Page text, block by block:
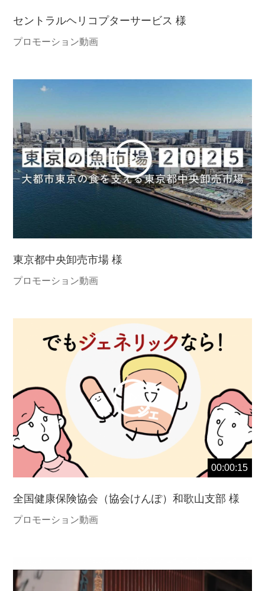
セントラルヘリコプターサービス 様
プロモーション動画
東京都中央卸売市場 様
プロモーション動画
00:00:15
全国健康保険協会（協会けんぽ）和歌山支部 様
プロモーション動画